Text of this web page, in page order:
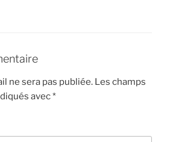
ne sera pas publiée. Les champs
avec*